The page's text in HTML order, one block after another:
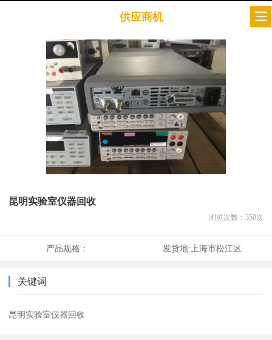
供应商机
昆明实验室仪器回收
浏览次数： 350次
产品规格： 发货地:上海市松江区
关键词
昆明实验室仪器回收